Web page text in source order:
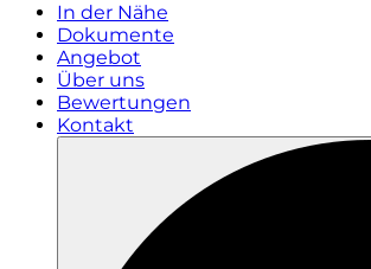
In der Nähe
Dokumente
Angebot
Über uns
Bewertungen
Kontakt